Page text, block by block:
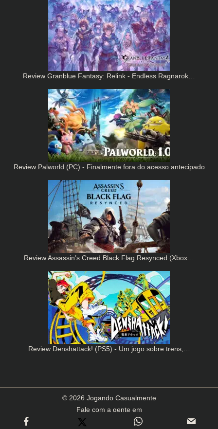
Review Granblue Fantasy: Relink - Endless Ragnarok…
Review Palworld (PC) - Finalmente fora do acesso antecipado
Review Assassin’s Creed Black Flag Resynced (Xbox…
Review Denshattack! (PS5) - Um jogo sobre trens,…
© 2026 Jogando Casualmente
Fale com a gente em
contato(arroba)jogandocasualmente.com.br